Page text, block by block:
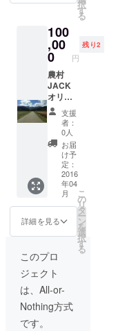
Facebo
okの専
用グ
ループ
にご招
待させ
て頂き
ます。
キャン
カーの
作成講
座に参
加し、
実際に
実物を
作るこ
とがで
きま
す。
作った
物は、
長野拠
点に保
管して
おくこ
とが可
能で
す。
択
す
る
100
,00
0 円
残り2
農村
JACK
オリジ
ナルス
テッ
カー
（現在
作成
中）
と、農
JACK
を年度
末まで
利用で
きる無
料パス
ポート
です。
これさ
えあれ
ば、あ
支援
者：
0人
お届
け予
定：
2016
年04
月
詳細を見る
こ
の
リ
タ
ー
ン
を
選
択
す
る
このプロ
ジェクト
は、All-or-
Nothing方式
です。